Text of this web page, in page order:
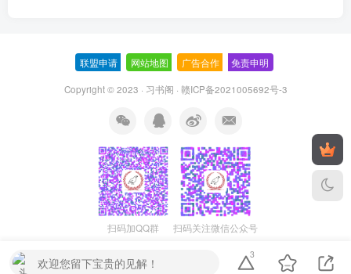
联盟申请 网站地图 广告合作 免责申明
Copyright © 2023 · 习书阁 · 赣ICP备2021005692号-3
扫码加QQ群 扫码关注微信公众号
欢迎您留下宝贵的见解！
3